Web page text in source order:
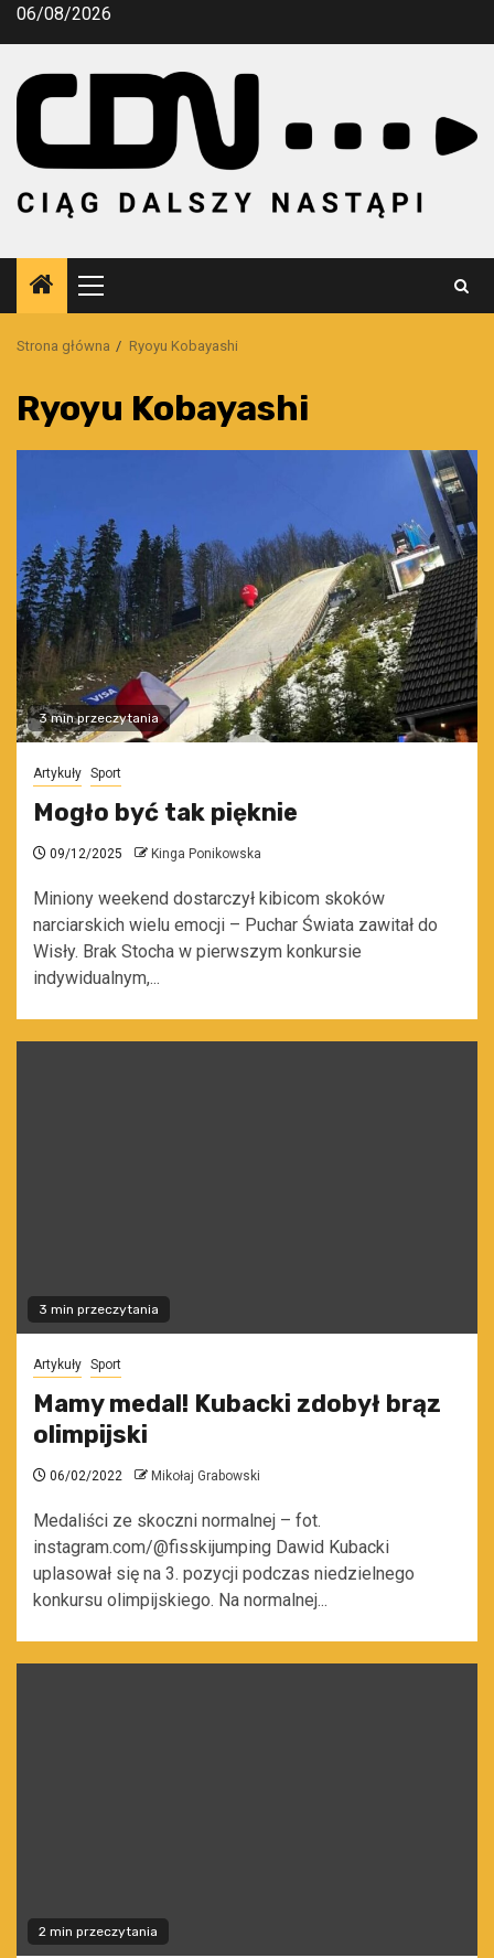
Przejdź
06/08/2026
Menu
główne
Strona główna Ryoyu Kobayashi
Ryoyu Kobayashi
3 min przeczytania
Artykuły Sport
Mogło być tak pięknie
09/12/2025 Kinga Ponikowska
Miniony weekend dostarczył kibicom skoków
narciarskich wielu emocji – Puchar Świata zawitał do
Wisły. Brak Stocha w pierwszym konkursie
indywidualnym,...
3 min przeczytania
Artykuły Sport
Mamy medal! Kubacki zdobył brąz
olimpijski
06/02/2022 Mikołaj Grabowski
Medaliści ze skoczni normalnej – fot.
instagram.com/@fisskijumping Dawid Kubacki
uplasował się na 3. pozycji podczas niedzielnego
konkursu olimpijskiego. Na normalnej...
2 min przeczytania